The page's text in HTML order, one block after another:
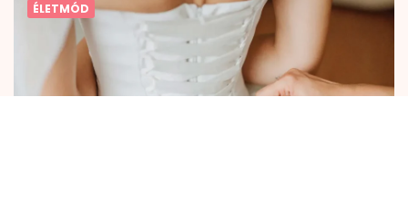
ÉLETMÓD